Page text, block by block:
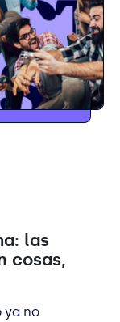
las
cosas,
ya no